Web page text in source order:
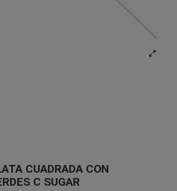
CUADRADA CON
C SUGAR